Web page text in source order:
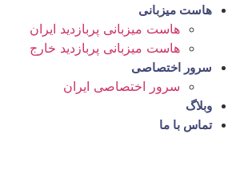
هاست میزبانی
هاست میزبانی پربازدید ایران
هاست میزبانی پربازدید خارج
سرور اختصاصی
سرور اختصاصی ایران
وبلاگ
تماس با ما